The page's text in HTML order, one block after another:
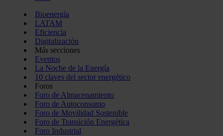
Bioenergía
LATAM
Eficiencia
Digitalización
Más secciones
Eventos
La Noche de la Energía
10 claves del sector energético
Foros
Foro de Almacenamiento
Foro de Autoconsumo
Foro de Movilidad Sostenible
Foro de Transición Energética
Foro Industrial